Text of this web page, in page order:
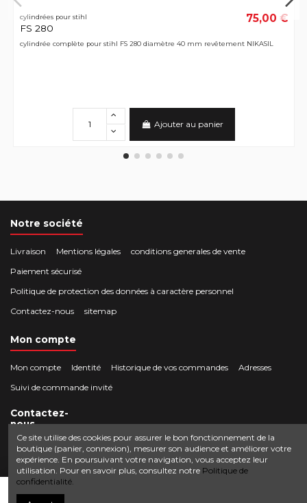
cylindrées pour stihl
FS 280
75,00 €
cylindrée complète pour stihl FS 280 diamètre 40 mm revêtement NIKASIL
Ajouter au panier
Notre société
Livraison Mentions légales
conditions generales de vente
Paiement sécurisé
Politique de protection des données à caractère personnel
Contactez-nous
sitemap
Mon compte
Mon compte Identité Historique de vos commandes
Adresses
Suivi de commande invité
Contactez-
nous
Crocbois-motoculture.com
50 route de Villefort 48800 Pied-de-Borne
0624436257
contact@crocbois-motoculture.com
Ce site utilise des cookies pour assurer le bon fonctionnement de la
boutique (panier, connexion), mesurer son audience et améliorer votre
expérience. En poursuivant votre navigation, vous acceptez leur
utilisation. Pour en savoir plus, consultez notre Politique de
confidentialité.